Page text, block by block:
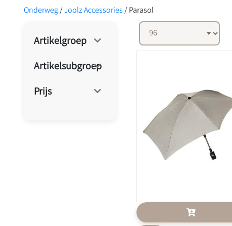
Onderweg/Joolz Accessories/Parasol
Artikelgroep
Artikelsubgroep
Prijs